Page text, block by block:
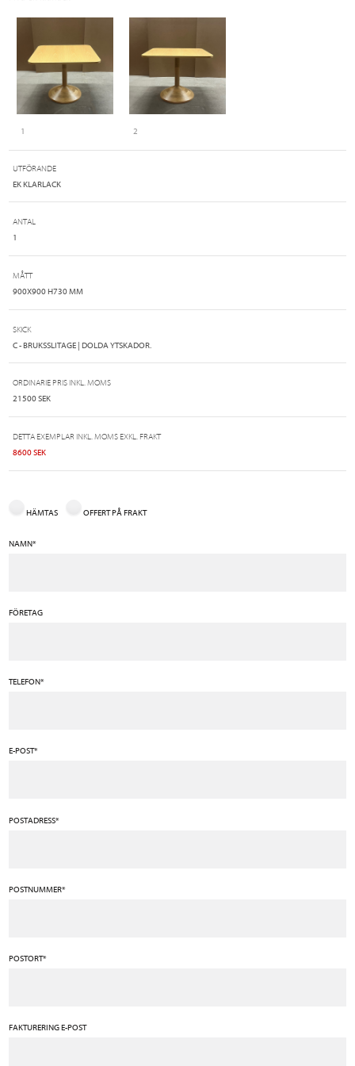
HÄMTAS OFFERT PÅ FRAKT
NAMN*
FÖRETAG
TELEFON*
E-POST*
POSTADRESS*
POSTNUMMER*
POSTORT*
FAKTURERING E-POST
1 2
UTFÖRANDE
EK KLARLACK
ANTAL
1
MÅTT
900X900 H730 MM
SKICK
C - BRUKSSLITAGE | DOLDA YTSKADOR.
ORDINARIE PRIS INKL. MOMS
21500 SEK
DETTA EXEMPLAR INKL. MOMS EXKL. FRAKT
8600 SEK